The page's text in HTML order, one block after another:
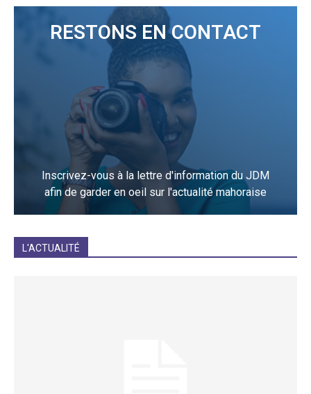
RESTONS EN CONTACT
Inscrivez-vous à la lettre d'information du JDM
afin de garder en oeil sur l'actualité mahoraise
L'ACTUALITÉ